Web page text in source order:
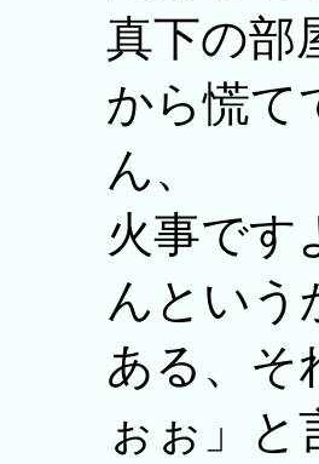
真下の部
から慌て
ん、
火事です
んという
ある、そ
ぉぉ」